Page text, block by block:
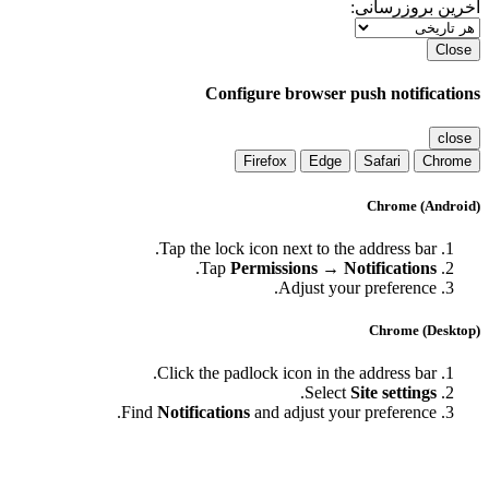
بروزرسانی:
Configure browser push
Safari
Edge
Firefox
Chrome
Tap the lock icon next to the address bar.
TapPermissions → Notifications
.
Adjust your preference.
Chrome
Click the padlock icon in the address bar.
SelectSite settings
.
FindNotificationsand adjust your preference.